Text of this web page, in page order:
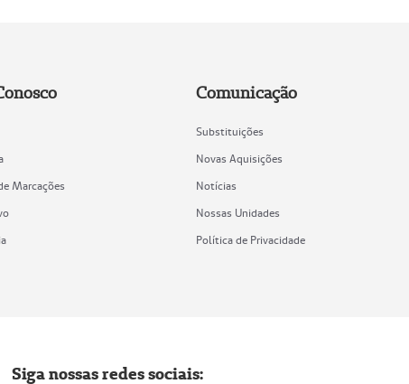
Marcações
Comunicação
Substituições
Novas Aquisições
Notícias
Nossas Unidades
Política de Privacidade
Siga nossas redes sociais: